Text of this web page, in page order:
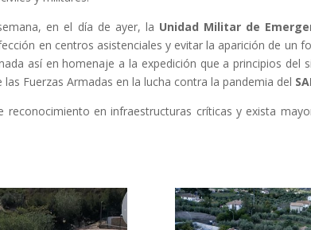
en el día de ayer, la Unidad Militar de
en centros asistenciales y evitar la aparición de un
así en homenaje a la expedición que a principios del
Fuerzas Armadas en la lucha contra la pandemia del
en infraestructuras críticas y exista